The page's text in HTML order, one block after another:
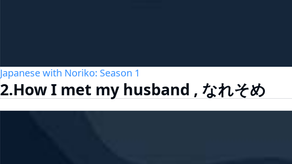
Japanese with Noriko: Season 1
2.How I met my husband , なれそめ